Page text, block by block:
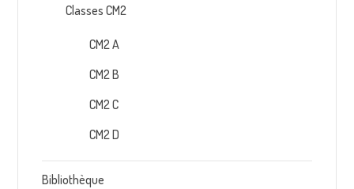
Classes CM2
CM2 A
CM2 B
CM2 C
CM2 D
Bibliothèque